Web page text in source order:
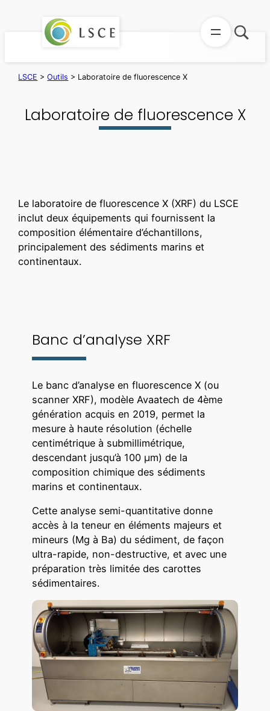
LSCE >Outils > Laboratoire de fluorescence X
Laboratoire de fluorescence X
Le laboratoire de fluorescence X (XRF) du LSCE
inclut deux équipements qui fournissent la
composition élémentaire d’échantillons,
principalement des sédiments marins et
continentaux.
Banc d’analyse XRF
Le banc d’analyse en fluorescence X (ou
scanner XRF), modèle Avaatech de 4ème
génération acquis en 2019, permet la
mesure à haute résolution (échelle
centimétrique à submillimétrique,
descendant jusqu’à 100 µm) de la
composition chimique des sédiments
marins et continentaux.
Cette analyse semi-quantitative donne
accès à la teneur en éléments majeurs et
mineurs (Mg à Ba) du sédiment, de façon
ultra-rapide, non-destructive, et avec une
préparation très limitée des carottes
sédimentaires.